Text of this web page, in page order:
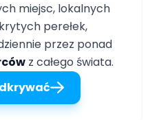
miejsc, lokalnych
perełek,
przez ponad
z całego świata.